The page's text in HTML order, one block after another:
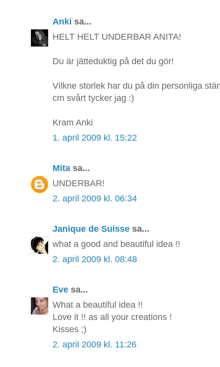
Anki sa...
HELT HELT UNDERBAR ANITA!
Du är jätteduktig på det du gör!
Vilkne storlek har du på din personliga
cm svårt tycker jag :)
Kram Anki
1. april 2009 kl. 15:22
Mita sa...
UNDERBAR!
2. april 2009 kl. 06:34
Janique de Suisse sa...
what a good and beautiful idea !!
2. april 2009 kl. 08:48
Eve sa...
What a beautiful idea !!
Love it !! as all your creations !
Kisses ;)
2. april 2009 kl. 11:26